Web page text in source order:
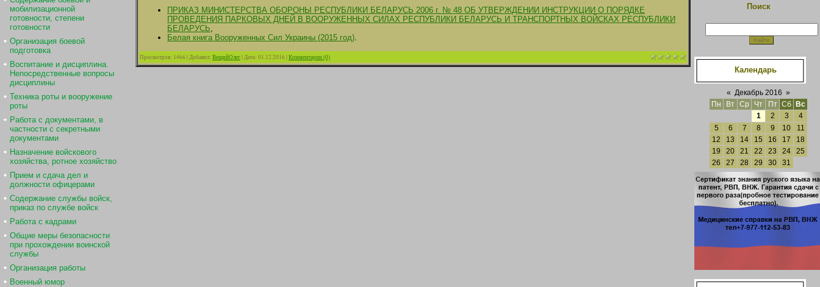
мобилизационной
готовности, степени
готовности
Организация боевой
подготовка
Воспитание и дисциплина.
Непосредственные вопросы
дисциплины
Техника роты и вооружение
роты
Работа с документами, в
частности с секретными
документами
Назначение войскового
хозяйства, ротное хозяйство
Прием и сдача дел и
должности офицерами
Содержание службы войск,
приказ по службе войск
Работа с кадрами
Общие меры безопасности
при прохождении воинской
службы
Организация работы
Военный юмор
ПРИКАЗ МИНИСТЕРСТВА ОБОРОНЫ РЕСПУБЛИКИ БЕЛАРУСЬ 2006 г. № 48 ОБ УТВЕРЖДЕНИИ ИНСТРУКЦИИ О ПОРЯДКЕ
ПРОВЕДЕНИЯ ПАРКОВЫХ ДНЕЙ В ВООРУЖЕННЫХ СИЛАХ РЕСПУБЛИКИ БЕЛАРУСЬ И ТРАНСПОРТНЫХ ВОЙСКАХ РЕСПУБЛИКИ
БЕЛАРУСЬ
Белая книга Вооруженных Сил Украины (2015 год)
Просмотров: 1466|Добавил: ВещийОлег|Дата: 01.12.2016|Комментарии (0)
Поиск
Календарь
« Декабрь 2016 »
Пн
Вт Ср Чт Пт Сб
Вс
1
2 3
4
5
6 7 8 9 10
11
12
13 14 15 16 17
18
19
20 21 22 23 24
25
26
27 28 29 30 31